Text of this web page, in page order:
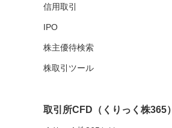
信用取引
IPO
株主優待検索
株取引ツール
取引所CFD （くりっく株365）